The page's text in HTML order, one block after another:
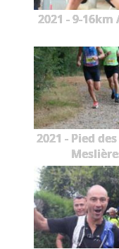
2021 - 9-16km
2021 - Pied